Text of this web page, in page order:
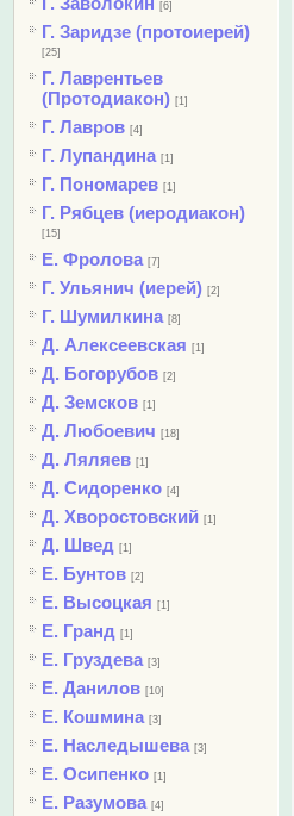
[6]
Г. Заридзе (протоиерей)
[25]
Г. Лаврентьев
(Протодиакон) [1]
Г. Лавров [4]
Г. Лупандина [1]
Г. Пономарев [1]
Г. Рябцев (иеродиакон)
[15]
Е. Фролова [7]
Г. Ульянич (иерей) [2]
Г. Шумилкина [8]
Д. Алексеевская [1]
Д. Богорубов [2]
Д. Земсков [1]
Д. Любоевич [18]
Д. Ляляев [1]
Д. Сидоренко [4]
Д. Хворостовский [1]
Д. Швед [1]
Е. Бунтов [2]
Е. Высоцкая [1]
Е. Гранд [1]
Е. Груздева [3]
Е. Данилов [10]
Е. Кошмина [3]
Е. Наследышева [3]
Е. Осипенко [1]
Е. Разумова [4]